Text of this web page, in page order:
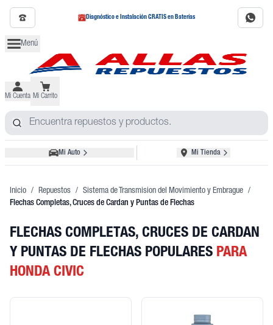
Diagnóstico e Instalación GRATIS en Baterías
Menú
Mi Cuenta Mi Carrito
Mi Auto Mi Tienda
Inicio / Repuestos / Sistema de Transmision del Movimiento y Embrague /
Flechas Completas, Cruces de Cardan y Puntas de Flechas
FLECHAS COMPLETAS, CRUCES DE CARDAN
Y PUNTAS DE FLECHAS POPULARES PARA
HONDA CIVIC